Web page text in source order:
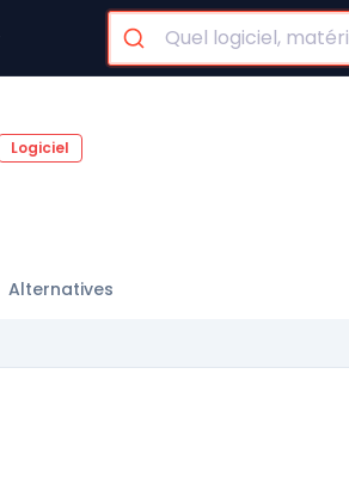
Logiciel
Alternatives